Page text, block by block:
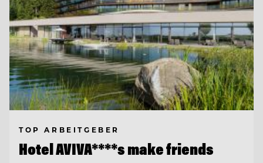
TOP ARBEITGEBER
Hotel AVIVA****s make friends